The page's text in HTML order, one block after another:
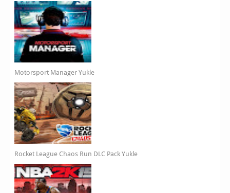
Motorsport Manager Yukle
Rocket League Chaos Run DLC Pack Yukle